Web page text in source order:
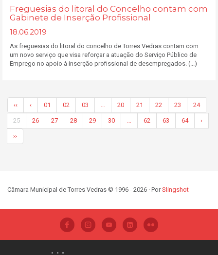
Freguesias do litoral do Concelho contam com
Gabinete de Inserção Profissional
18.06.2019
As freguesias do litoral do concelho de Torres Vedras contam com
um novo serviço que visa reforçar a atuação do Serviço Público de
Emprego no apoio à inserção profissional de desempregados. (...)
‹‹ ‹ 01 02 03 … 20 21 22 23 24
25 26 27 28 29 30 … 62 63 64 ›
››
Câmara Municipal de Torres Vedras © 1996 - 2026 · PorSlingshot